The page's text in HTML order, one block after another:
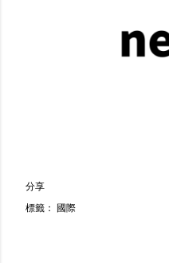
分享
標籤： 國際